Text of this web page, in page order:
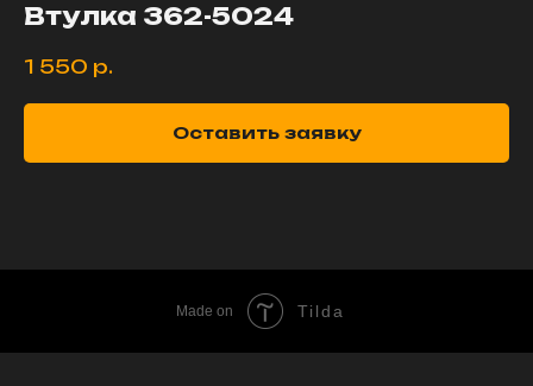
Втулка 362-5024
1 550 р.
Оставить заявку
Made on Tilda